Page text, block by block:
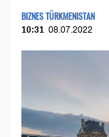
BIZNES TÜRKMENISTAN
10:31 08.07.2022